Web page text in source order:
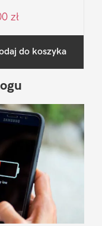
zł
do koszyka